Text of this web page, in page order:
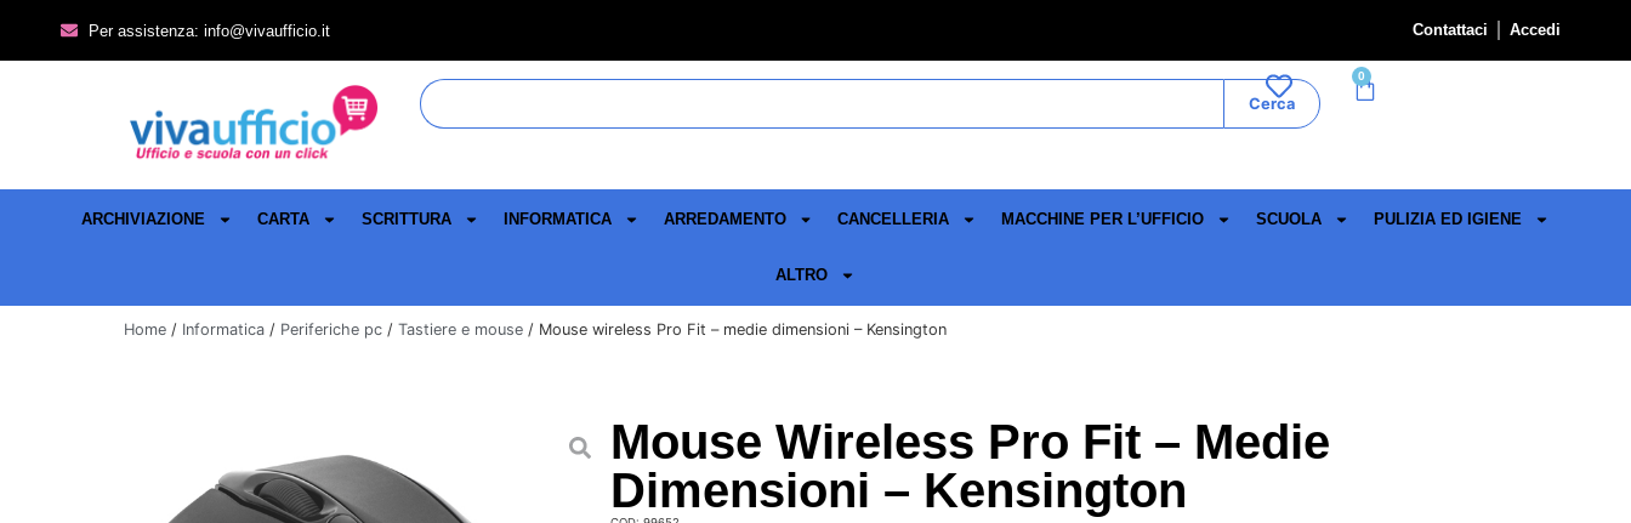
Per assistenza: info@vivaufficio.it Contattaci Accedi
Cerca
0
ARCHIVIAZIONE CARTA SCRITTURA INFORMATICA ARREDAMENTO CANCELLERIA MACCHINE PER L’UFFICIO SCUOLA PULIZIA ED IGIENE
ALTRO
Home / Informatica / Periferiche pc / Tastiere e mouse / Mouse wireless Pro Fit – medie dimensioni – Kensington
Mouse Wireless Pro Fit – Medie
Dimensioni – Kensington